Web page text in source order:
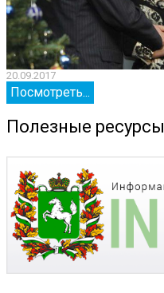
20.09.2017
Посмотреть...
Полезные ресурсы